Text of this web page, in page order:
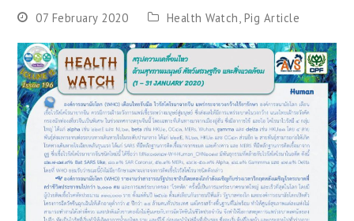
07 February 2020 Health Watch Pig Article